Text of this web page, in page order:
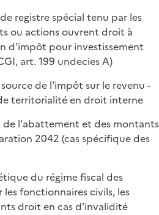
registre spécial tenu par les
ou actions ouvrent droit à
d’impôt pour investissement
art. 199 undecies A)
de l'impôt sur le revenu -
territorialité en droit interne
de l'abattement et des montants
2042 (cas spécifique des
du régime fiscal des
les fonctionnaires civils, les
droit en cas d'invalidité